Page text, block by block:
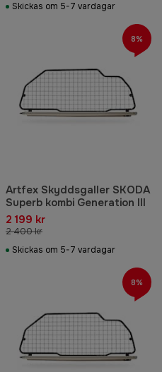
Skickas om 5-7 vardagar
Artfex Skyddsgaller SKODA
Superb kombi Generation III
2 199 kr
2 400 kr
Skickas om 5-7 vardagar
8%
8%